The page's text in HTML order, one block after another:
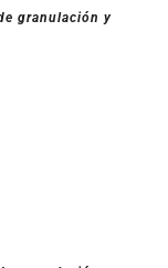
granulación y